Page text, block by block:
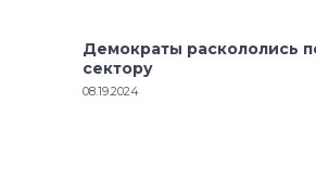
Демократы раскололись
сектору
08.19.2024